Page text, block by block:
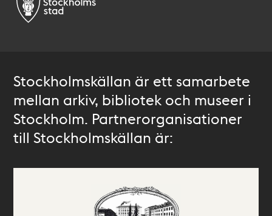
Stockholmskällan är ett samarbete
mellan arkiv, bibliotek och museer i
Stockholm. Partnerorganisationer
till Stockholmskällan är: